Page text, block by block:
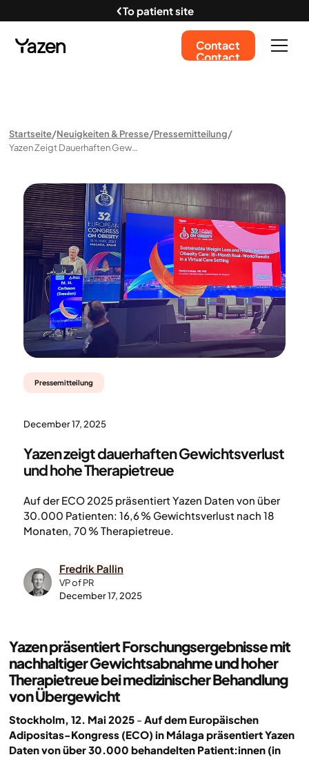
To patient site
Contact
Contact
Startseite Neuigkeiten & Presse Pressemitteilung
Yazen Zeigt Dauerhaften Gewichtsverlust Und Hohe Therapietreue
Pressemitteilung
December 17, 2025
Yazen zeigt dauerhaften Gewichtsverlust
und hohe Therapietreue
Auf der ECO 2025 präsentiert Yazen Daten von über
30.000 Patienten: 16,6 % Gewichtsverlust nach 18
Monaten, 70 % Therapietreue.
Fredrik Pallin
VP of PR
December 17, 2025
Yazen präsentiert Forschungsergebnisse mit
nachhaltiger Gewichtsabnahme und hoher
Therapietreue bei medizinischer Behandlung
von Übergewicht
Stockholm, 12. Mai 2025 - Auf dem Europäischen
Adipositas-Kongress (ECO) in Málaga präsentiert Yazen
Daten von über 30.000 behandelten Patient:innen (in